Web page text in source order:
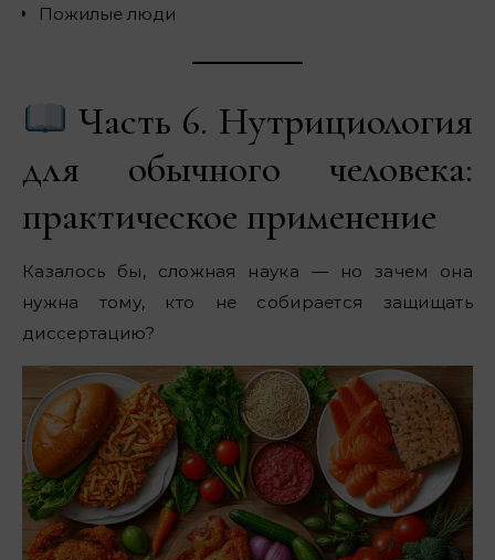
Пожилые люди
Часть 6. Нутрициология
для обычного человека:
практическое применение
Казалось бы, сложная наука — но зачем она
нужна тому, кто не собирается защищать
диссертацию?